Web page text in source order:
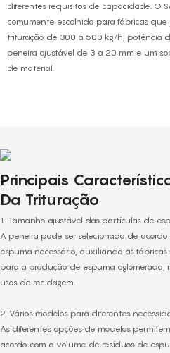
diferentes requisitos de capacidade. O
comumente escolhido para fábricas
trituração de 300 a 500 kg/h, potência
peneira ajustável de 3 a 20 mm e um
de material.
Principais
Da Trituração
1. Tamanho ajustável das partículas de
A peneira pode ser selecionada de
espuma necessário, auxiliando as
para a produção de espuma
usos de reciclagem.
2. Vários modelos para diferentes
As diferentes opções de modelos
acordo com o volume de resíduos de